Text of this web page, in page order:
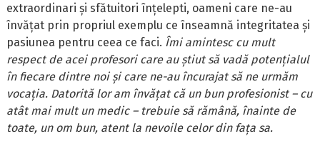
extraordinari și sfătuitori înțelepti, oameni care ne-au
învățat prin propriul exemplu ce înseamnă integritatea și
pasiunea pentru ceea ce faci. Îmi amintesc cu mult
respect de acei profesori care au știut să vadă potențialul
în fiecare dintre noi și care ne-au încurajat să ne urmăm
vocația. Datorită lor am învățat că un bun profesionist – cu
atât mai mult un medic – trebuie să rămână, înainte de
toate, un om bun, atent la nevoile celor din fața sa.